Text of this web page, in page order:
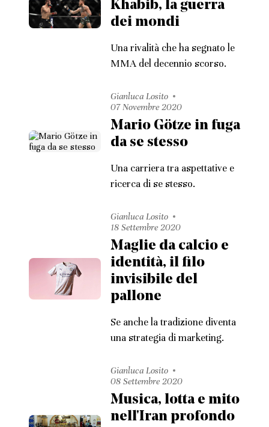
Khabib, la guerra
dei mondi
Una rivalità che ha segnato le
MMA del decennio scorso.
Gianluca Losito
07 Novembre 2020
Mario Götze in fuga
da se stesso
Una carriera tra aspettative e
ricerca di se stesso.
Gianluca Losito
18 Settembre 2020
Maglie da calcio e
identità, il filo
invisibile del
pallone
Se anche la tradizione diventa
una strategia di marketing.
Gianluca Losito
08 Settembre 2020
Musica, lotta e mito
nell'Iran profondo